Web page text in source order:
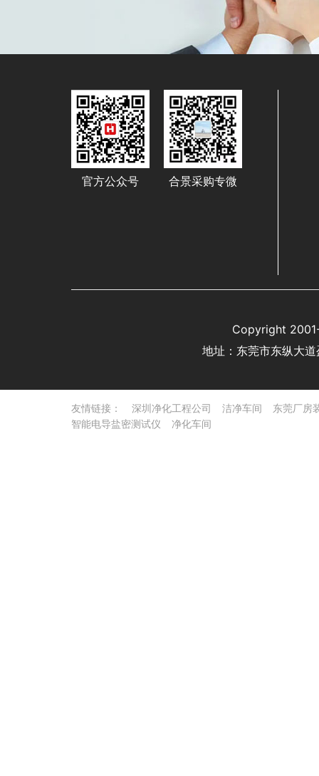
官方公众号 合景采购专微
Copyright
地址：东莞市东纵大
友情链接： 深圳净化工程公司 洁净车间
东莞厂房
智能电导盐密测试仪
净化车间